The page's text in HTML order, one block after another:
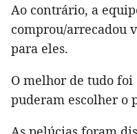
Ao contrário, a
comprou/arrecadou
para eles.
O melhor de tudo foi
puderam escolher o